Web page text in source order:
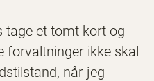
tage et tomt kort og
forvaltninger ikke skal
når jeg